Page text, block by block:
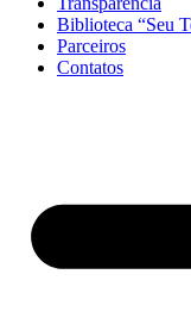
Biblioteca “Seu
Parceiros
Contatos